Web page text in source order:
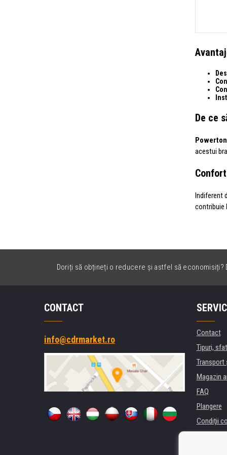
De ce
Powerton
acestui
Indiferent
contribuie
Doriți să obțineți o reducere și astfel să
CONTACT
info@cdrmarket.ro
Contact
Tipuri,
Transport
Magazin
FAQ
Plangere
Condiţii